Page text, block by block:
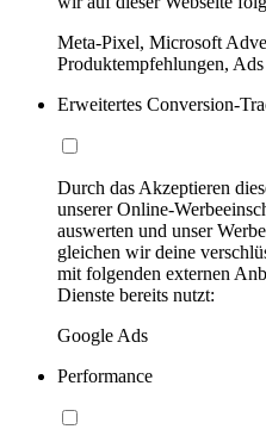
Meta-Pixel, Microsoft
Produktempfehlungen,
Erweitertes Conversion-
Durch das Akzeptieren
unserer Online-
auswerten und unser
gleichen wir deine
mit folgenden externen
Dienste bereits nutzt:
Google Ads
Performance